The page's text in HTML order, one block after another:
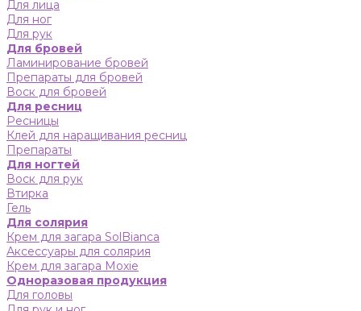
Для лица
Для ног
Для рук
Для бровей
Ламинирование бровей
Препараты для бровей
Воск для бровей
Для ресниц
Ресницы
Клей для наращивания ресниц
Препараты
Для ногтей
Воск для рук
Втирка
Гель
Для солярия
Крем для загара SolBianca
Аксессуары для солярия
Крем для загара Moxie
Одноразовая продукция
Для головы